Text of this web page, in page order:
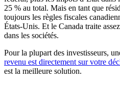
25 % au total. Mais en tant que
toujours les règles fiscales
États-Unis. Et le Canada traite
dans les sociétés.
Pour la plupart des investisseurs,
revenu est directement sur votre
est la meilleure solution.